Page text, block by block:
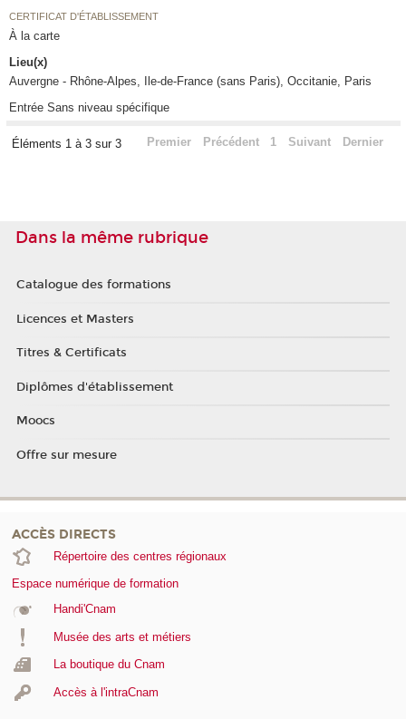
CERTIFICAT D'ÉTABLISSEMENT
À la carte
Lieu(x)
Auvergne - Rhône-Alpes, Ile-de-France (sans Paris), Occitanie, Paris
Entrée Sans niveau spécifique
Éléments 1 à 3 sur 3 Premier Précédent 1 Suivant Dernier
Dans la même rubrique
Catalogue des formations
Licences et Masters
Titres & Certificats
Diplômes d'établissement
Moocs
Offre sur mesure
ACCÈS DIRECTS
Répertoire des centres régionaux
Espace numérique de formation
Handi'Cnam
Musée des arts et métiers
La boutique du Cnam
Accès à l'intraCnam